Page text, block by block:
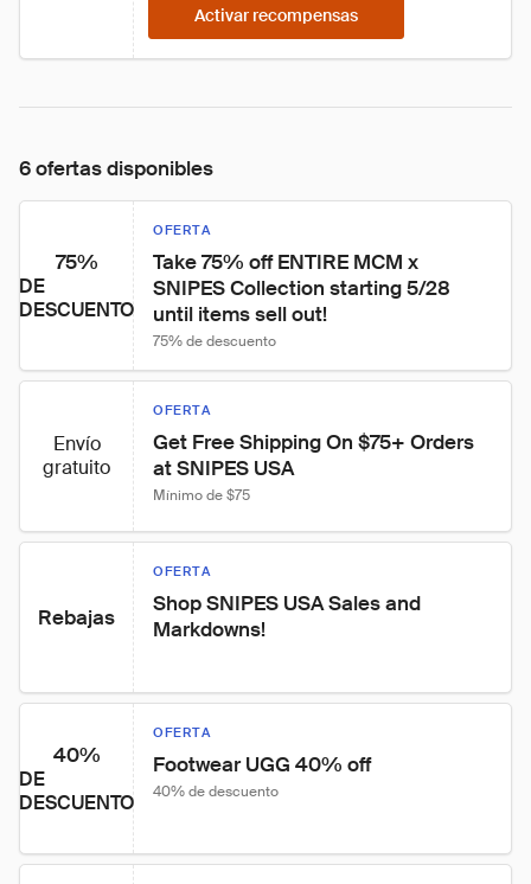
Activar recompensas
6 ofertas disponibles
75%
DE
DESCUENTO
OFERTA
Take 75% off ENTIRE MCM x
SNIPES Collection starting 5/28
until items sell out!
75% de descuento
Envío
gratuito
OFERTA
Get Free Shipping On $75+ Orders
at SNIPES USA
Mínimo de $75
Rebajas
OFERTA
Shop SNIPES USA Sales and
Markdowns!
40%
DE
DESCUENTO
OFERTA
Footwear UGG 40% off
40% de descuento